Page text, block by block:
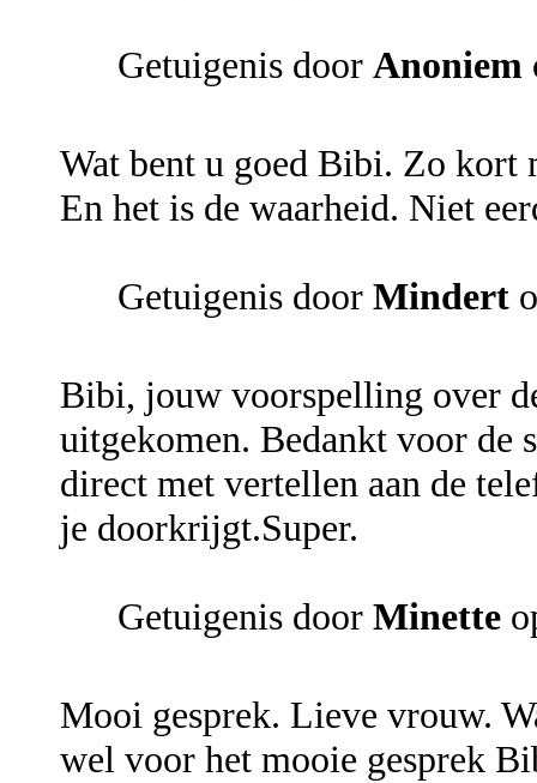
Getuigenis door Anoniem
Wat bent u goed Bibi. Zo
En het is de waarheid. Niet
Getuigenis door Mindert
Bibi, jouw voorspelling over
uitgekomen. Bedankt voor de
direct met vertellen aan de
je doorkrijgt.Super.
Getuigenis door Minette
Mooi gesprek. Lieve vrouw.
wel voor het mooie gesprek